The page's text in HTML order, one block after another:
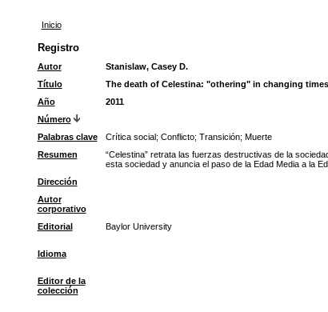
Inicio
Registro
Autor
Stanislaw, Casey D.
Título
The death of Celestina: "othering" in changing times
Año
2011
Número
Palabras clave
Crítica social; Conflicto; Transición; Muerte
Resumen
“Celestina” retrata las fuerzas destructivas de la
esta sociedad y anuncia el paso de la Edad Media a la
Dirección
Autor
corporativo
Editorial Baylor University
Idioma
Editor de la
colección